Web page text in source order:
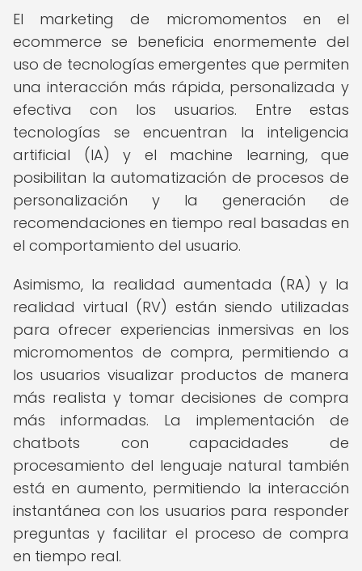
El marketing de micromomentos en el
ecommerce se beneficia enormemente del
uso de tecnologías emergentes que permiten
una interacción más rápida, personalizada y
efectiva con los usuarios. Entre estas
tecnologías se encuentran la inteligencia
artificial (IA) y el machine learning, que
posibilitan la automatización de procesos de
personalización y la generación de
recomendaciones en tiempo real basadas en
el comportamiento del usuario.
Asimismo, la realidad aumentada (RA) y la
realidad virtual (RV) están siendo utilizadas
para ofrecer experiencias inmersivas en los
micromomentos de compra, permitiendo a
los usuarios visualizar productos de manera
más realista y tomar decisiones de compra
más informadas. La implementación de
chatbots con capacidades de
procesamiento del lenguaje natural también
está en aumento, permitiendo la interacción
instantánea con los usuarios para responder
preguntas y facilitar el proceso de compra
en tiempo real.